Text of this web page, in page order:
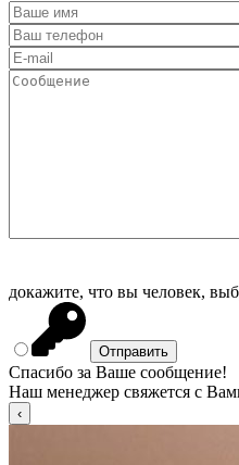
докажите, что вы человек,
Спасибо за Ваше сообщение!
Наш менеджер свяжется с